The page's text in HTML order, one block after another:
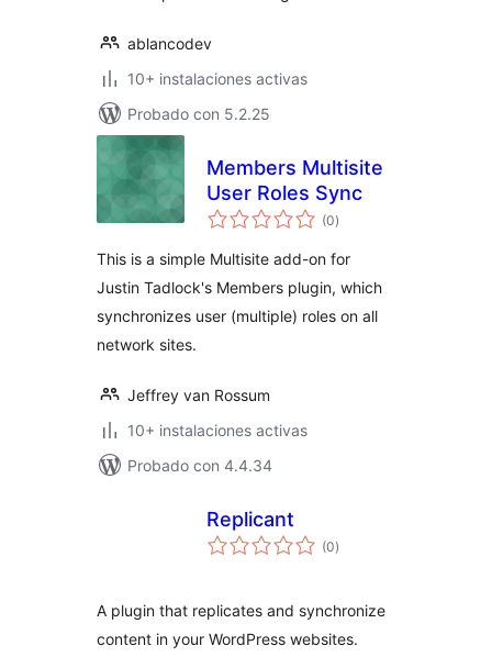
ablancodev
10+ instalaciones activas
Probado con 5.2.25
Members Multisite
User Roles Sync
(0total
de
)
This is a simple Multisite add-on for
Justin Tadlock's Members plugin, which
synchronizes user (multiple) roles on all
network sites.
Jeffrey van Rossum
10+ instalaciones activas
Probado con 4.4.34
Replicant
(0total
de
)
A plugin that replicates and synchronize
content in your WordPress websites.